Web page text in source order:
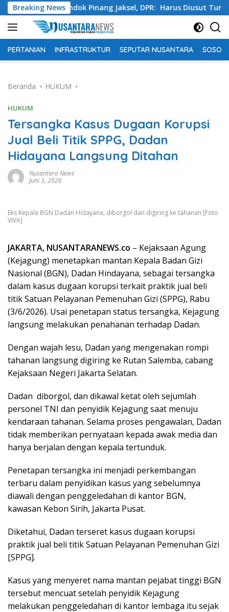
Langsung
ke
konten
Breaking News
Pondok Pinang Jaksel, DPR: Harus Diusut Tuntas
PERTANIAN INFRASTRUKTUR SEPUTAR NUSANTARA SOSOK
Beranda HUKUM
HUKUM
Tersangka Kasus Dugaan Korupsi
Jual Beli Titik SPPG, Dadan
Hidayana Langsung Ditahan
Nusantara News
Juni 3, 2026
Eks Kepala BGN Dadan Hidayana, diborgol dan digiring ke tahanan [Foto
VIVA]
JAKARTA, NUSANTARANEWS.co – Kejaksaan Agung
(Kejagung) menetapkan mantan Kepala Badan Gizi
Nasional (BGN), Dadan Hindayana, sebagai tersangka
dalam kasus dugaan korupsi terkait praktik jual beli
titik Satuan Pelayanan Pemenuhan Gizi (SPPG), Rabu
(3/6/2026). Usai penetapan status tersangka, Kejagung
langsung melakukan penahanan terhadap Dadan.
Dengan wajah lesu, Dadan yang mengenakan rompi
tahanan langsung digiring ke Rutan Salemba, cabang
Kejaksaan Negeri Jakarta Selatan.
Dadan diborgol, dan dikawal ketat oleh sejumlah
personel TNI dan penyidik Kejagung saat menuju
kendaraan tahanan. Selama proses pengawalan, Dadan
tidak memberikan pernyataan kepada awak media dan
hanya berjalan dengan kepala tertunduk.
Penetapan tersangka ini menjadi perkembangan
terbaru dalam penyidikan kasus yang sebelumnya
diawali dengan penggeledahan di kantor BGN,
kawasan Kebon Sirih, Jakarta Pusat.
Diketahui, Dadan terseret kasus dugaan korupsi
praktik jual beli titik Satuan Pelayanan Pemenuhan Gizi
[SPPG].
Kasus yang menyeret nama mantan pejabat tinggi BGN
tersebut mencuat setelah penyidik Kejagung
melakukan penggeledahan di kantor lembaga itu sejak